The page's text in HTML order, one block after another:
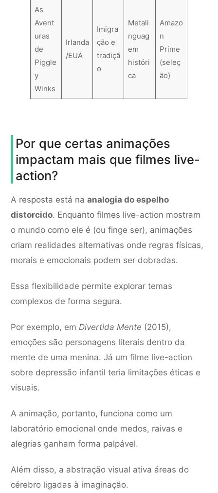
As
Avent
uras
de
Piggle
y
Winks
Irlanda
/EUA
Imigra
ção e
tradiçã
o
Metali
nguag
em
históri
ca
Amazo
n
Prime
(seleç
ão)
Por que certas animações
impactam mais que filmes live-
action?
A resposta está naanalogia do espelho
distorcido. Enquanto filmes live-action mostram
o mundo como ele é (ou finge ser), animações
criam realidades alternativas onde regras físicas,
morais e emocionais podem ser dobradas.
Essa flexibilidade permite explorar temas
complexos de forma segura.
Por exemplo, emDivertida Mente (2015),
emoções são personagens literais dentro da
mente de uma menina. Já um filme live-action
sobre depressão infantil teria limitações éticas e
visuais.
A animação, portanto, funciona como um
laboratório emocional onde medos, raivas e
alegrias ganham forma palpável.
Além disso, a abstração visual ativa áreas do
cérebro ligadas à imaginação.